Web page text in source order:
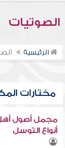
الصوتيات
الرئيسية
مختارات
مجمل أصول
أنواع التوسل